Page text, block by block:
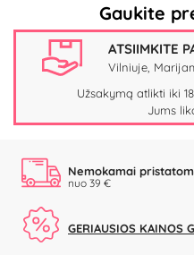
Gaukite
ATSIIMKITE
Vilniuje,
Užsakymą atlikti iki
Jums
Nemokamai
nuo 39 €
GERIAUSIOS KAINOS